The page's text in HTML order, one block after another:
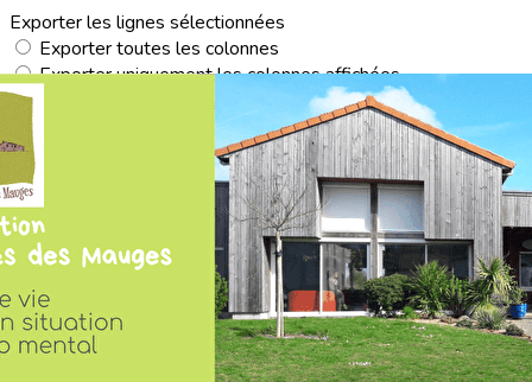
Exporter les lignes sélectionnées
Exporter toutes les colonnes
Exporter uniquement les colonnes affichées
Menu
<
Hébergement permanent
Centre d'accueil de jour - CAJ
Accueil temporaire
Spécificité "Ferme"